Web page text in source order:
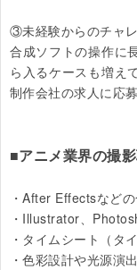
③未経験からのチャ
合成ソフトの操作に
ら入るケースも増え
制作会社の求人に応
■アニメ業界の撮
・After Effectsなど
・Illustrator、
・タイムシート（タ
・色彩設計や光源演